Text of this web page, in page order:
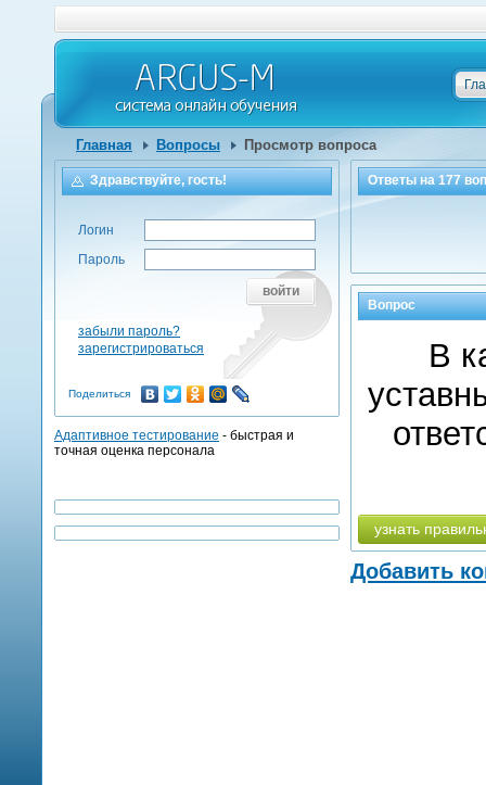
Главная Вопросы Просмотр вопроса
Ответы на177
Вопрос
В
узнать
Добавить
Здравствуйте, гость!
Логин
Пароль
войти
забыли пароль?
зарегистрироваться
Поделиться
Адаптивное тестирование - быстрая и
точная оценка персонала